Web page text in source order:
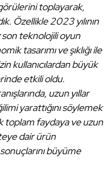
toplayarak,
Özellikle 2023 yılının
son teknolojili oyun
tasarımı ve şıklığı ile
kullanıcılardan büyük
etkili oldu.
uzun yıllar
yarattığını söylemek
toplam faydaya ve uzun
dair ürün
büyüme